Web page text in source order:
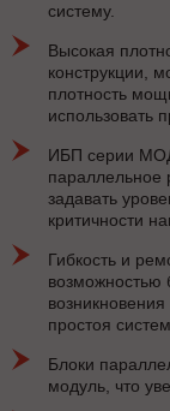
систему.
Высокая
конструкции,
плотность
использовать
ИБП серии
параллельное
задавать
критичности
Гибкость и
возможностью
простоя
Блоки
модуль, что